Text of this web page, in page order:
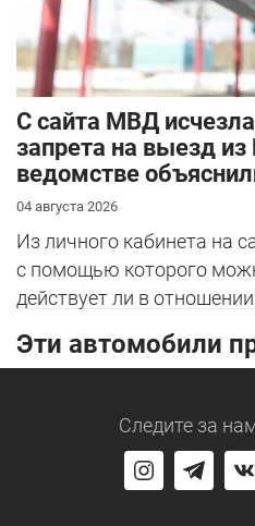
С сайта МВД
запрета на выезд из
ведомстве
04 августа 2026
Из личного кабинета на
с помощью которого
действует ли в
Эти автомобили
Следите за